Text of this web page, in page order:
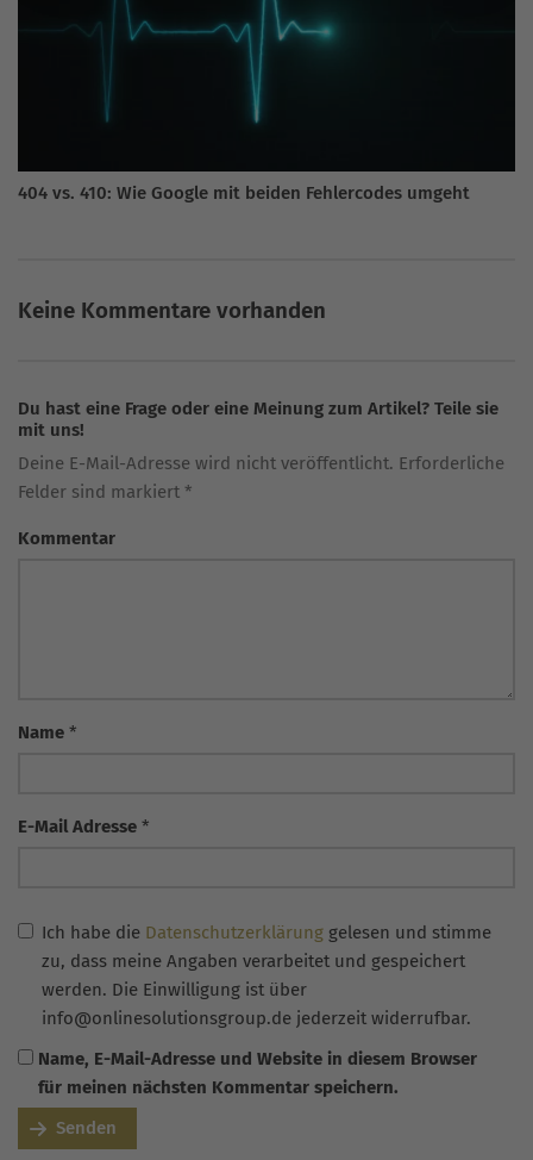
404 vs. 410: Wie Google mit beiden Fehlercodes umgeht
Keine Kommentare vorhanden
Du hast eine Frage oder eine Meinung zum Artikel? Teile sie
mit uns!
Deine E-Mail-Adresse wird nicht veröffentlicht. Erforderliche
Felder sind markiert *
Kommentar
Name *
E-Mail Adresse *
Ich habe die Datenschutzerklärung gelesen und stimme
zu, dass meine Angaben verarbeitet und gespeichert
werden. Die Einwilligung ist über
info@onlinesolutionsgroup.de jederzeit widerrufbar.
Name, E-Mail-Adresse und Website in diesem Browser
für meinen nächsten Kommentar speichern.
Senden